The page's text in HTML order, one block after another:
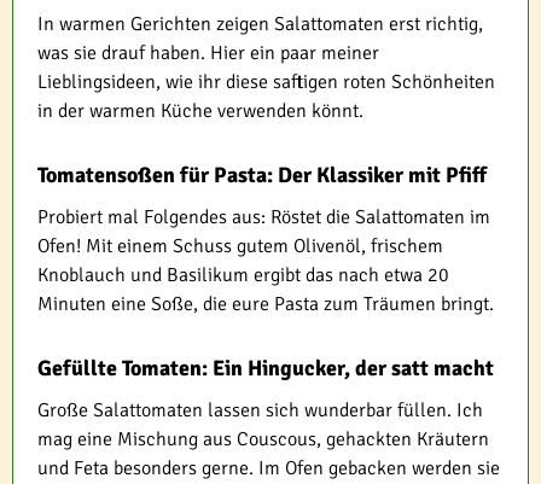
In warmen Gerichten zeigen Salattomaten erst richtig,
was sie drauf haben. Hier ein paar meiner
Lieblingsideen, wie ihr diese saftigen roten Schönheiten
in der warmen Küche verwenden könnt.
Tomatensoßen für Pasta: Der Klassiker mit Pfiff
Probiert mal Folgendes aus: Röstet die Salattomaten im
Ofen! Mit einem Schuss gutem Olivenöl, frischem
Knoblauch und Basilikum ergibt das nach etwa 20
Minuten eine Soße, die eure Pasta zum Träumen bringt.
Gefüllte Tomaten: Ein Hingucker, der satt macht
Große Salattomaten lassen sich wunderbar füllen. Ich
mag eine Mischung aus Couscous, gehackten Kräutern
und Feta besonders gerne. Im Ofen gebacken werden sie